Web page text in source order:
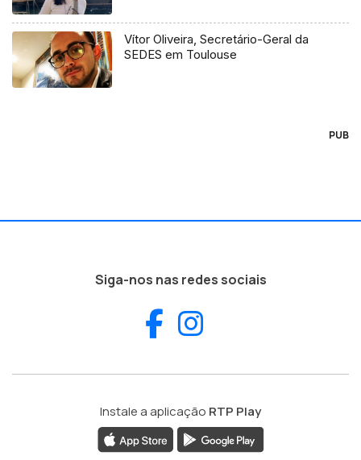
Vítor Oliveira, Secretário-Geral da
SEDES em Toulouse
PUB
Siga-nos nas redes sociais
Facebook
Instale a aplicação RTP Play